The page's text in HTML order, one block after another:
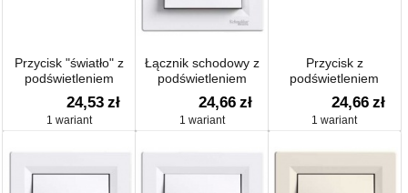
Przycisk "światło" z
podświetleniem
24,53 zł
1 wariant
Łącznik schodowy z
podświetleniem
24,66 zł
1 wariant
Przycisk z
podświetleniem
(zaciski śrubowe)
24,66 zł
1 wariant